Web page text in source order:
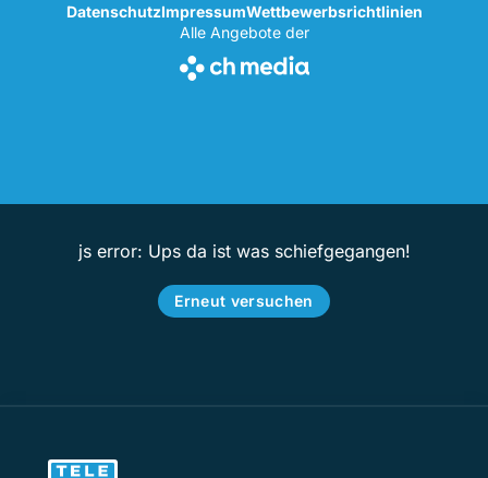
DatenschutzImpressumWettbewerbsrichtlinien
Alle Angebote der
js error: Ups da ist was schiefgegangen!
Erneut versuchen